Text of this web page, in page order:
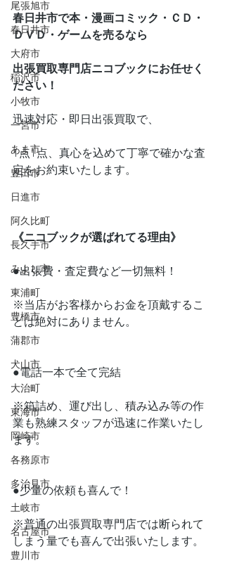
尾張旭市
春日井市
大府市
稲沢市
小牧市
一宮市
あま市
豊田市
日進市
阿久比町
長久手市
みよし市
東浦町
豊橋市
蒲郡市
犬山市
大治町
東海市
岡崎市
各務原市
多治見市
土岐市
名古屋市
豊川市
春日井市で本・漫画コミック・ＣＤ・
ＤＶＤ・ゲームを売るなら
出張買取専門店ニコブックにお任せく
ださい！
迅速対応・即日出張買取で、
1点1点、真心を込めて丁寧で確かな査
定をお約束いたします。
《ニコブックが選ばれてる理由》
●出張費・査定費など一切無料！
※当店がお客様からお金を頂戴するこ
とは絶対にありません。
●電話一本で全て完結
※箱詰め、運び出し、積み込み等の作
業も熟練スタッフが迅速に作業いたし
ます。
●少量の依頼も喜んで！
※普通の出張買取専門店では断られて
しまう量でも喜んで出張いたします。